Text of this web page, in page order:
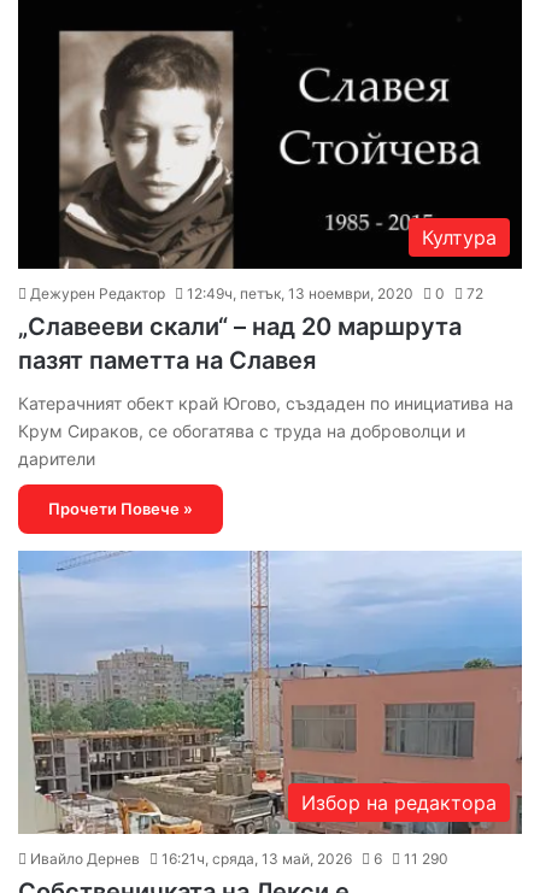
Култура
Дежурен Редактор 12:49ч, петък, 13 ноември, 2020 0 72
„Славееви скали“ – над 20 маршрута
пазят паметта на Славея
Катерачният обект край Югово, създаден по инициатива на
Крум Сираков, се обогатява с труда на доброволци и
дарители
Прочети Повече »
Избор на редактора
Ивайло Дернев 16:21ч, сряда, 13 май, 2026 6 11 290